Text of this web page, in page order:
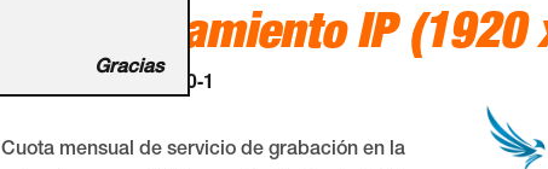
Gracias
Almacenamiento IP (1920
ENi-CHD2-D60-1
Cuota mensual de servicio de grabación en la